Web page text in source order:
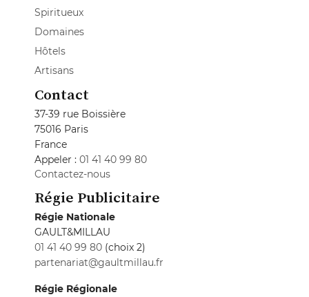
Spiritueux
Domaines
Hôtels
Artisans
Contact
37-39 rue Boissière
75016 Paris
France
Appeler : 01 41 40 99 80
Contactez-nous
Régie Publicitaire
Régie Nationale
GAULT&MILLAU
01 41 40 99 80 (choix 2)
partenariat@gaultmillau.fr
Régie Régionale